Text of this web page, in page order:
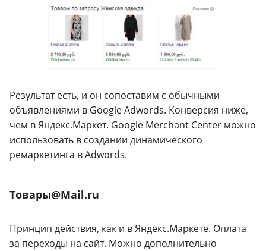
Результат есть, и он сопоставим с обычными
объявлениями в Google Adwords. Конверсия ниже,
чем в Яндекс.Маркет. Google Merchant Center можно
использовать в создании динамического
ремаркетинга в Adwords.
Товары@Mail.ru
Принцип действия, как и в Яндекс.Маркете. Оплата
за переходы на сайт. Можно дополнительно